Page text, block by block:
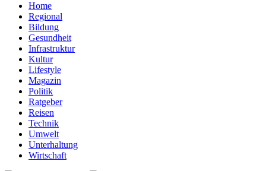
Home
Regional
Bildung
Gesundheit
Infrastruktur
Kultur
Lifestyle
Magazin
Politik
Ratgeber
Reisen
Technik
Umwelt
Unterhaltung
Wirtschaft